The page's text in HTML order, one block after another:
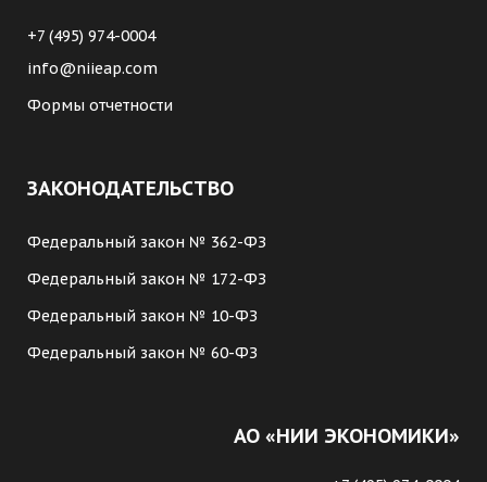
+7 (495) 974-0004
info@niieap.com
Формы отчетности
ЗАКОНОДАТЕЛЬСТВО
Федеральный закон № 362-ФЗ
Федеральный закон № 172-ФЗ
Федеральный закон № 10-ФЗ
Федеральный закон № 60-ФЗ
АО «НИИ ЭКОНОМИКИ»